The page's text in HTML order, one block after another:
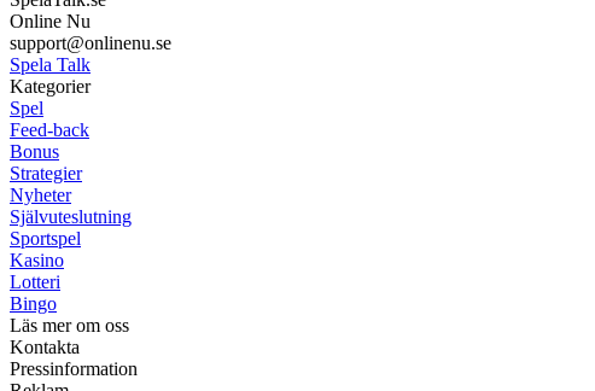
Online Nu
support@onlinenu.se
Spela Talk
Kategorier
Spel
Feed-back
Bonus
Strategier
Nyheter
Självuteslutning
Sportspel
Kasino
Lotteri
Bingo
Läs mer om oss
Kontakta
Pressinformation